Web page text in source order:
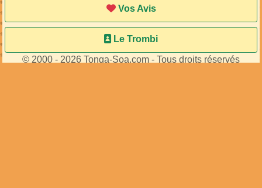
Vos Avis
Le Trombi
© 2000 - 2026 Tonga-Soa.com - Tous droits réservés